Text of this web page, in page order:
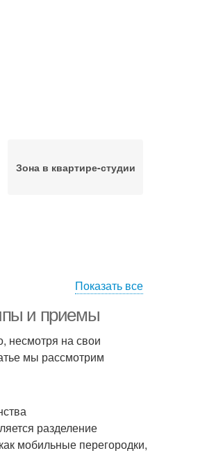
Зона в квартире-студии
Показать все
и приемы
несмотря на свои
мы рассмотрим
разделение
мобильные перегородки,